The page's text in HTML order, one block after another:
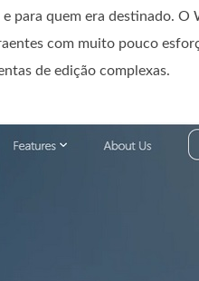
quem era destinado. O
com muito pouco
de edição complexas.